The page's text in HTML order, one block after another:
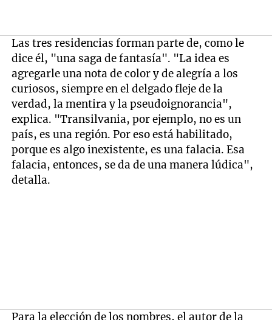
Las tres residencias forman parte de, como le
dice él, "una saga de fantasía". "La idea es
agregarle una nota de color y de alegría a los
curiosos, siempre en el delgado fleje de la
verdad, la mentira y la pseudoignorancia",
explica. "Transilvania, por ejemplo, no es un
país, es una región. Por eso está habilitado,
porque es algo inexistente, es una falacia. Esa
falacia, entonces, se da de una manera lúdica",
detalla.
Para la elección de los nombres, el autor de la